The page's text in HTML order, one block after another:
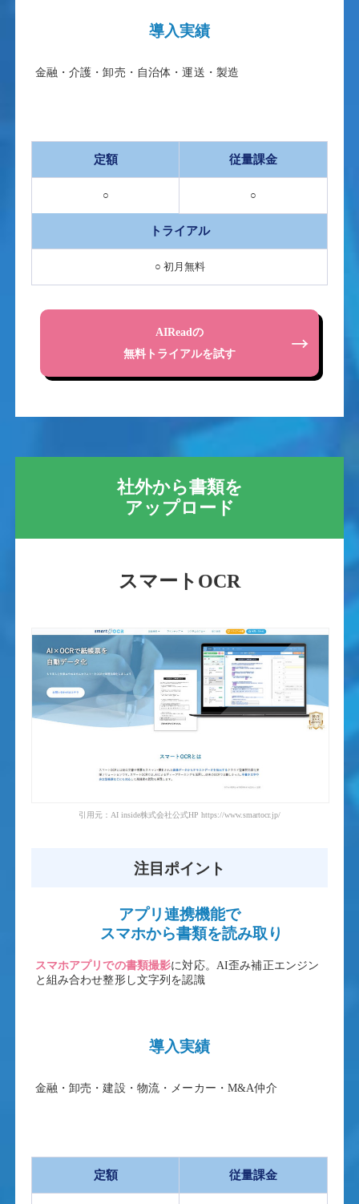
導入実績
金融・介護・卸売・自治体・運送・製造
定額 従量課金
○ ○
トライアル
○ 初月無料
AIReadの
無料トライアルを試す
社外から書類を
アップロード
スマートOCR
引用元：AI inside株式会社公式HP https://www.smartocr.jp/
注目ポイント
アプリ連携機能で
スマホから書類を読み取り
スマホアプリでの書類撮影に対応。AI歪み補正エンジン
と組み合わせ整形し文字列を認識
導入実績
金融・卸売・建設・物流・メーカー・M&A仲介
定額 従量課金